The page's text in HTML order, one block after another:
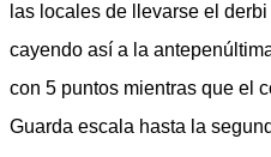
las locales de llevarse el
cayendo así a la
con 5 puntos mientras que el
Guarda escala hasta la